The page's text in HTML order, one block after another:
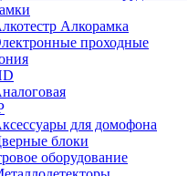
Алкорамка
проходные
для домофона
блоки
оборудование